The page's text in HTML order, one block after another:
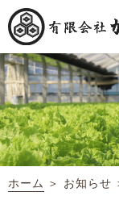
ホーム ＞ お知らせ